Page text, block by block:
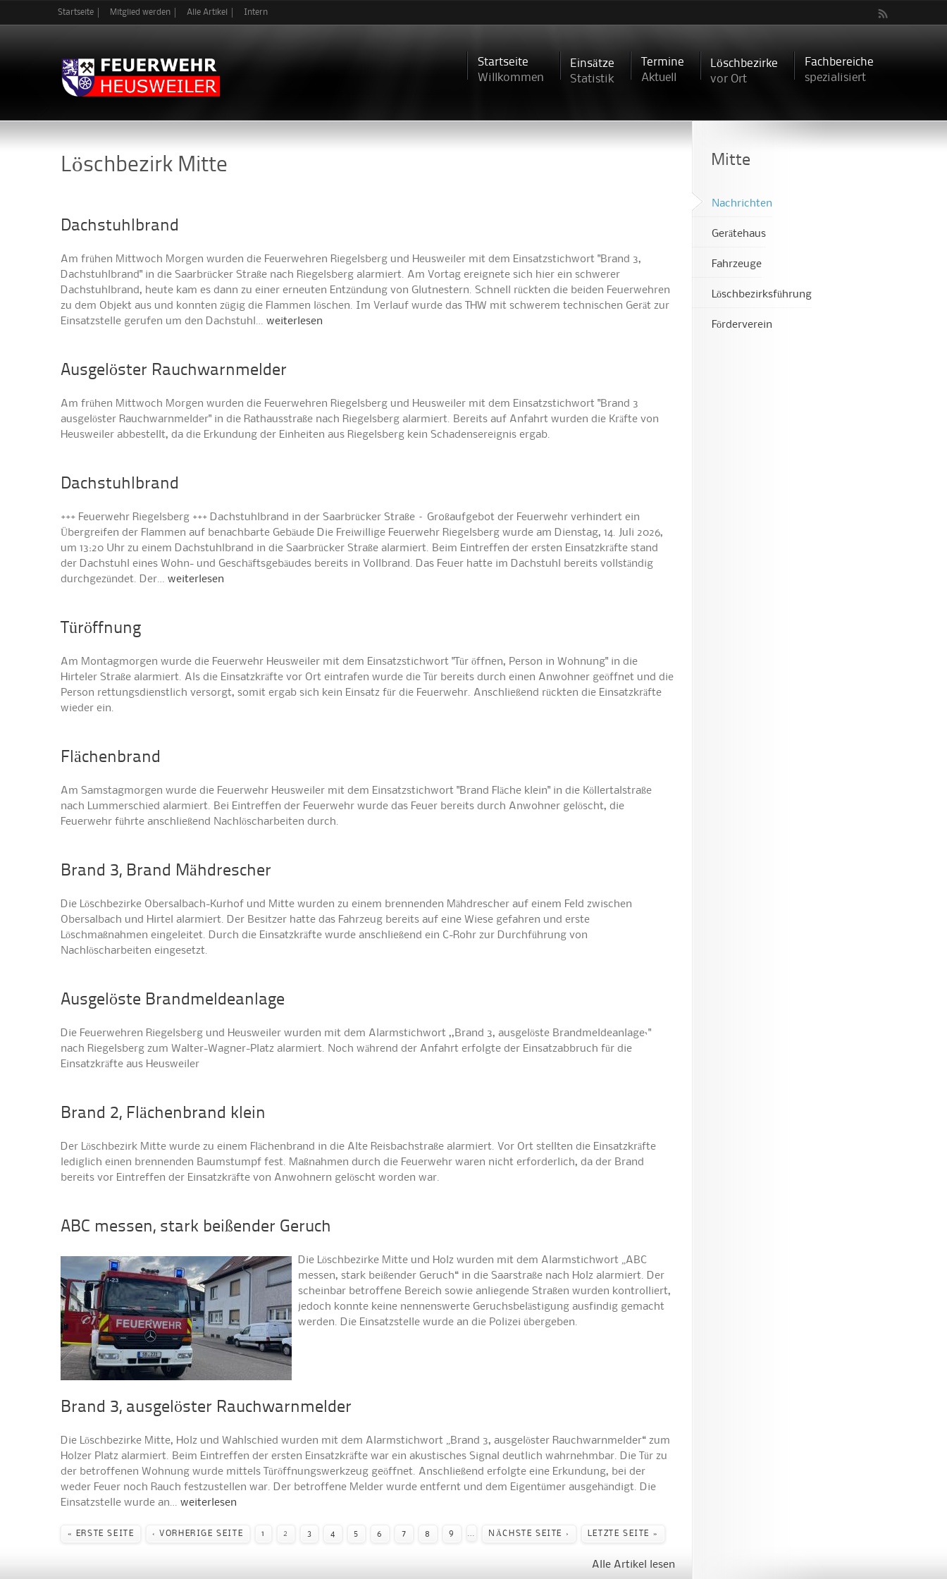
zum
Startseite Mitglied werden Alle Artikel Intern
Startseite
Willkommen
Einsätze
Statistik
Termine
Aktuell
Löschbezirke
vor Ort
Fachbereiche
spezialisiert
Löschbezirk Mitte
Dachstuhlbrand
Am frühen Mittwoch Morgen wurden die Feuerwehren Riegelsberg und Heusweiler mit dem Einsatzstichwort "Brand 3,
Dachstuhlbrand" in die Saarbrücker Straße nach Riegelsberg alarmiert. Am Vortag ereignete sich hier ein schwerer
Dachstuhlbrand, heute kam es dann zu einer erneuten Entzündung von Glutnestern. Schnell rückten die beiden Feuerwehren
zu dem Objekt aus und konnten zügig die Flammen löschen. Im Verlauf wurde das THW mit schwerem technischen Gerät zur
Einsatzstelle gerufen um den Dachstuhl…weiterlesen
Ausgelöster Rauchwarnmelder
Am frühen Mittwoch Morgen wurden die Feuerwehren Riegelsberg und Heusweiler mit dem Einsatzstichwort "Brand 3
ausgelöster Rauchwarnmelder" in die Rathausstraße nach Riegelsberg alarmiert. Bereits auf Anfahrt wurden die Kräfte von
Heusweiler abbestellt, da die Erkundung der Einheiten aus Riegelsberg kein Schadensereignis ergab.
Dachstuhlbrand
+++ Feuerwehr Riegelsberg +++ Dachstuhlbrand in der Saarbrücker Straße – Großaufgebot der Feuerwehr verhindert ein
Übergreifen der Flammen auf benachbarte Gebäude Die Freiwillige Feuerwehr Riegelsberg wurde am Dienstag, 14. Juli 2026,
um 13:20 Uhr zu einem Dachstuhlbrand in die Saarbrücker Straße alarmiert. Beim Eintreffen der ersten Einsatzkräfte stand
der Dachstuhl eines Wohn- und Geschäftsgebäudes bereits in Vollbrand. Das Feuer hatte im Dachstuhl bereits vollständig
durchgezündet. Der…weiterlesen
Türöffnung
Am Montagmorgen wurde die Feuerwehr Heusweiler mit dem Einsatzstichwort "Tür öffnen, Person in Wohnung" in die
Hirteler Straße alarmiert. Als die Einsatzkräfte vor Ort eintrafen wurde die Tür bereits durch einen Anwohner geöffnet und die
Person rettungsdienstlich versorgt, somit ergab sich kein Einsatz für die Feuerwehr. Anschließend rückten die Einsatzkräfte
wieder ein.
Flächenbrand
Am Samstagmorgen wurde die Feuerwehr Heusweiler mit dem Einsatzstichwort "Brand Fläche klein" in die Köllertalstraße
nach Lummerschied alarmiert. Bei Eintreffen der Feuerwehr wurde das Feuer bereits durch Anwohner gelöscht, die
Feuerwehr führte anschließend Nachlöscharbeiten durch.
Brand 3, Brand Mähdrescher
Die Löschbezirke Obersalbach-Kurhof und Mitte wurden zu einem brennenden Mähdrescher auf einem Feld zwischen
Obersalbach und Hirtel alarmiert. Der Besitzer hatte das Fahrzeug bereits auf eine Wiese gefahren und erste
Löschmaßnahmen eingeleitet. Durch die Einsatzkräfte wurde anschließend ein C-Rohr zur Durchführung von
Nachlöscharbeiten eingesetzt.
Ausgelöste Brandmeldeanlage
Die Feuerwehren Riegelsberg und Heusweiler wurden mit dem Alarmstichwort ,,Brand 3, ausgelöste Brandmeldeanlage‘"
nach Riegelsberg zum Walter-Wagner-Platz alarmiert. Noch während der Anfahrt erfolgte der Einsatzabbruch für die
Einsatzkräfte aus Heusweiler
Brand 2, Flächenbrand klein
Der Löschbezirk Mitte wurde zu einem Flächenbrand in die Alte Reisbachstraße alarmiert. Vor Ort stellten die Einsatzkräfte
lediglich einen brennenden Baumstumpf fest. Maßnahmen durch die Feuerwehr waren nicht erforderlich, da der Brand
bereits vor Eintreffen der Einsatzkräfte von Anwohnern gelöscht worden war.
ABC messen, stark beißender Geruch
Die Löschbezirke Mitte und Holz wurden mit dem Alarmstichwort „ABC
messen, stark beißender Geruch“ in die Saarstraße nach Holz alarmiert. Der
scheinbar betroffene Bereich sowie anliegende Straßen wurden kontrolliert,
jedoch konnte keine nennenswerte Geruchsbelästigung ausfindig gemacht
werden. Die Einsatzstelle wurde an die Polizei übergeben.
Brand 3, ausgelöster Rauchwarnmelder
Die Löschbezirke Mitte, Holz und Wahlschied wurden mit dem Alarmstichwort „Brand 3, ausgelöster Rauchwarnmelder“ zum
Holzer Platz alarmiert. Beim Eintreffen der ersten Einsatzkräfte war ein akustisches Signal deutlich wahrnehmbar. Die Tür zu
der betroffenen Wohnung wurde mittels Türöffnungswerkzeug geöffnet. Anschließend erfolgte eine Erkundung, bei der
weder Feuer noch Rauch festzustellen war. Der betroffene Melder wurde entfernt und dem Eigentümer ausgehändigt. Die
Einsatzstelle wurde an…weiterlesen
Seiten
« ERSTE SEITE ‹ VORHERIGE SEITE 1 2 3 4 5 6 7 8 9 … NÄCHSTE SEITE › LETZTE SEITE »
Alle Artikel lesen
Mitte
Nachrichten
Gerätehaus
Fahrzeuge
Löschbezirksführung
Förderverein